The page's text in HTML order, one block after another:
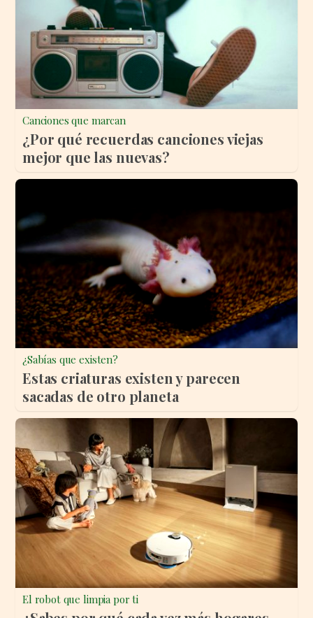
Canciones que marcan
¿Por qué recuerdas canciones viejas
mejor que las nuevas?
¿Sabías que existen?
Estas criaturas existen y parecen
sacadas de otro planeta
El robot que limpia por ti